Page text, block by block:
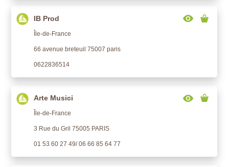
IB Prod
Île-de-France
66 avenue breteuil 75007 paris
0622836514
Arte Musici
Île-de-France
3 Rue du Gril 75005 PARIS
01 53 60 27 49/ 06 66 85 64 77